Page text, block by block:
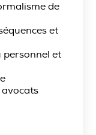
de
et
personnel et
avocats